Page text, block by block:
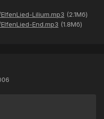
Lilium.mp3 (2.1Мб)
End.mp3 (1.8Мб)